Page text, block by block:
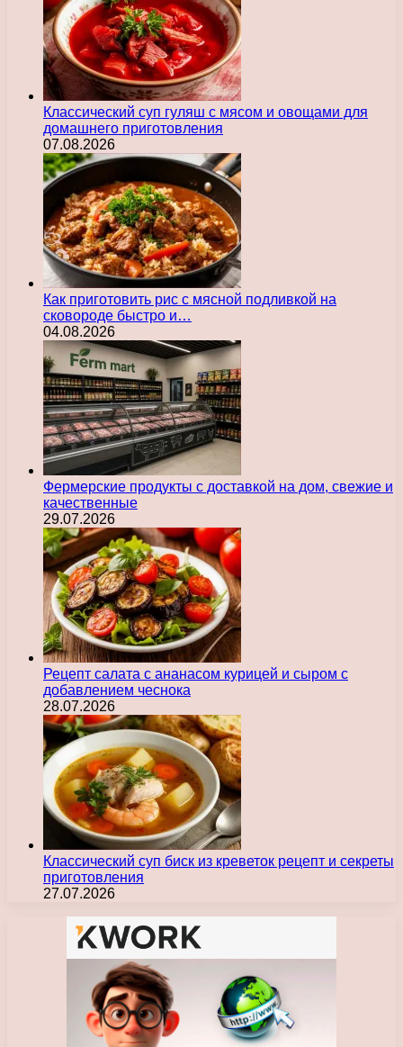
Классический суп гуляш с мясом и овощами для
домашнего приготовления
07.08.2026
Как приготовить рис с мясной подливкой на
сковороде быстро и…
04.08.2026
Фермерские продукты с доставкой на дом, свежие и
качественные
29.07.2026
Рецепт салата с ананасом курицей и сыром с
добавлением чеснока
28.07.2026
Классический суп биск из креветок рецепт и секреты
приготовления
27.07.2026